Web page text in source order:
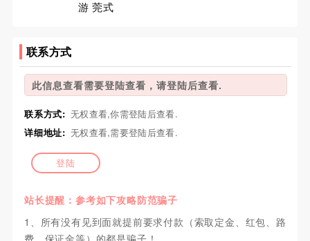
游 莞式
联系方式
此信息查看需要登陆查看，请登陆后查看.
联系方式: 无权查看,你需登陆后查看.
详细地址: 无权查看,需要登陆后查看.
登陆
站长提醒：参考如下攻略防范骗子
1、所有没有见到面就提前要求付款（索取定金、红包、路